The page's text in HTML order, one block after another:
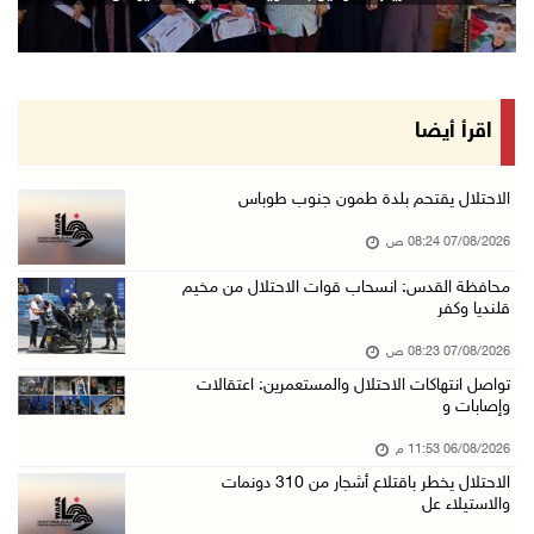
06/آب/2026 10:01 م
رئيس بلدية الخليل يطلع وفدا أميركيا على تطورا ...
إصابة مسن بجروح ورضوض إثر اعتداء جيش الاحتلال ...
06/آب/2026 09:13 م
06/آب/2026 09:08 م
الرئيس يستقبل مجلس بلدية رام الله ويشدد على د ...
06/آب/2026 08:36 م
06/آب/2026 08:33 م
الاحتلال يوسع حملات الدهم والاعتقال في قلنديا ...
اقرأ أيضا
الاحتلال يقتحم بلدة طمون جنوب طوباس
07/08/2026 08:24 ص
محافظة القدس: انسحاب قوات الاحتلال من مخيم
قلنديا وكفر
07/08/2026 08:23 ص
تواصل انتهاكات الاحتلال والمستعمرين: اعتقالات
وإصابات و
06/08/2026 11:53 م
الاحتلال يخطر باقتلاع أشجار من 310 دونمات
والاستيلاء عل